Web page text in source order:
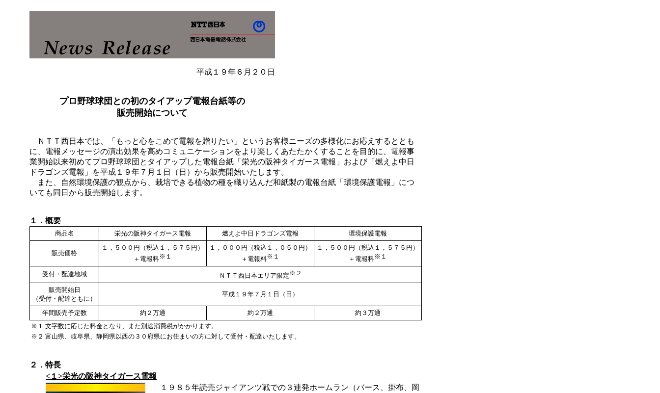
平成１９年６月２０日
プロ野球球団との初のタイアップ電報台紙等の
販売開始について
ＮＴＴ西日本では、「もっと心をこめて電報を贈りたい」というお客様ニーズの多様化にお応えするととも
に、電報メッセージの演出効果を高めコミュニケーションをより楽しくあたたかくすることを目的に、電報事
業開始以来初めてプロ野球球団とタイアップした電報台紙「栄光の阪神タイガース電報」および「燃えよ中日
ドラゴンズ電報」を平成１９年７月１日（日）から販売開始いたします。
また、自然環境保護の観点から、栽培できる植物の種を織り込んだ和紙製の電報台紙「環境保護電報」につ
いても同日から販売開始します。
１．概要
商品名 栄光の阪神タイガース電報 燃えよ中日ドラゴンズ電報 環境保護電報
販売価格
１，５００円（税込１，５７５円）
＋電報料※１
１，０００円（税込１，０５０円）
＋電報料※１
１，５００円（税込１，５７５円）
＋電報料※１
受付・配達地域 ＮＴＴ西日本エリア限定 ※２
販売開始日
（受付・配達ともに）
平成１９年７月１日（日）
年間販売予定数 約２万通 約２万通
約３万通
※１ 文字数に応じた料金となり、また別途消費税がかかります。
※２ 富山県、岐阜県、静岡県以西の３０府県にお住まいの方に対して受付・配達いたします。
２．特長
<１>栄光の阪神タイガース電報
１９８５年読売ジャイアンツ戦での３連発ホームラン（バース、掛布、岡